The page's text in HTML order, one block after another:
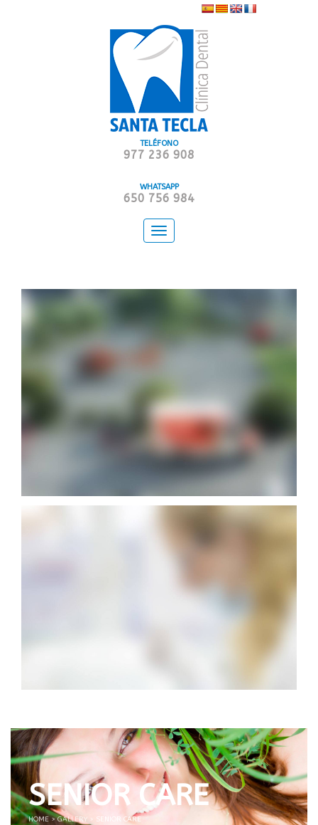
TELÉFONO
977 236 908
WHATSAPP
650 756 984
Toggle
SENIOR CARE
HOME>GALLERY > SENIOR CARE